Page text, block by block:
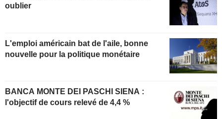
oublier
L'emploi américain bat de l'aile, bonne
nouvelle pour la politique monétaire
BANCA MONTE DEI PASCHI SIENA :
l'objectif de cours relevé de 4,4 %